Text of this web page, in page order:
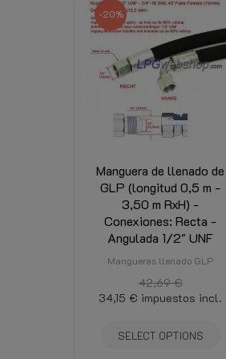
Capacidad del tanque
Diámetro Tanque
Altura del tanque
-20%
Manguera de llenado de
GLP (longitud 0,5 m -
3,50 m RxH) -
Conexiones: Recta -
Angulada 1/2" UNF
Mangueras llenado GLP
42,69 €
34,15 € impuestos incl.
SELECT OPTIONS